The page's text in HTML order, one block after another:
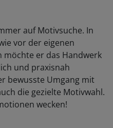
auf Motivsuche. In
vor der eigenen
er das Handwerk
und praxisnah
bewusste Umgang mit
die gezielte Motivwahl.
wecken!